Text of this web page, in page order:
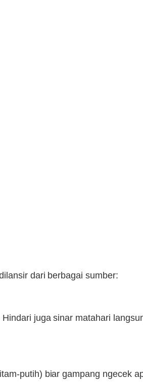
dari berbagai sumber:
juga sinar matahari
putih) biar gampang ngecek